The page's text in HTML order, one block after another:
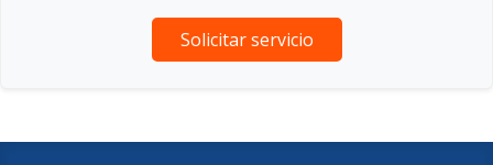
Solicitar servicio